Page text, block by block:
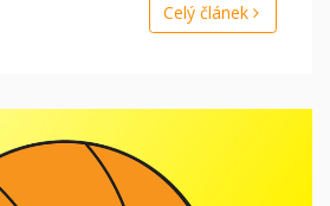
Celý článek